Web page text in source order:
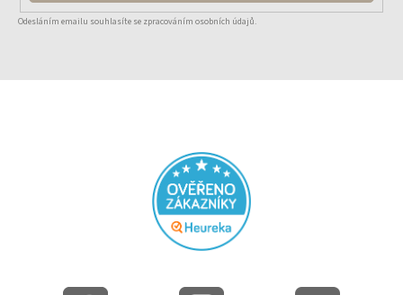
Odesláním emailu souhlasíte se zpracováním osobních údajů.